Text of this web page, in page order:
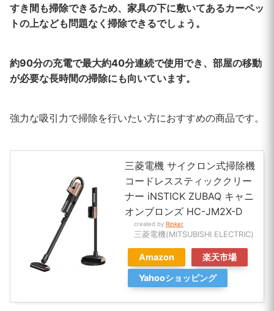
すき間も掃除できるため、家具の下に敷いてあるカーペッ
トの上なども問題なく掃除できるでしょう。
約90分の充電で最大約40分連続で使用でき、部屋の移動
が必要な長時間の掃除にも向いています。
強力な吸引力で掃除を行いたい方におすすめの商品です。
三菱電機 サイクロン式掃除機
コードレススティッククリー
ナー iNSTICK ZUBAQ キャニ
オンブロンズ HC-JM2X-D
created by Rinker
三菱電機(MITSUBISHI ELECTRIC)
Amazon
楽天市場
Yahooショッピング